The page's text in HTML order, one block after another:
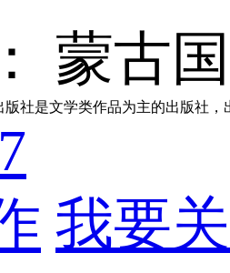
蒙古
版社是文学类作品为主的出版社
我要